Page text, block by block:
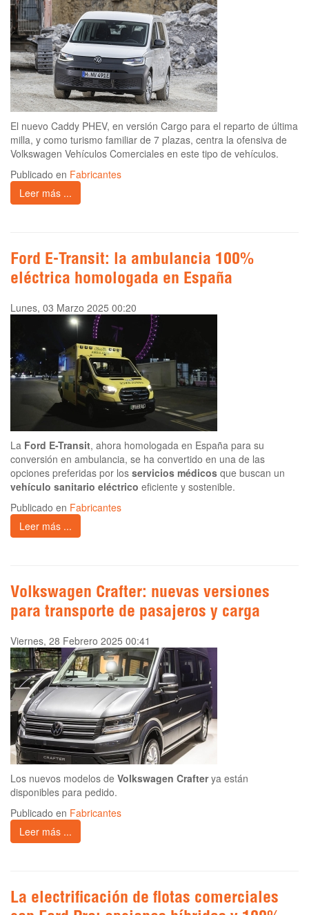
El nuevo Caddy PHEV, en versión Cargo para el reparto de última
milla, y como turismo familiar de 7 plazas, centra la ofensiva de
Volkswagen Vehículos Comerciales en este tipo de vehículos.
Publicado en Fabricantes
Leer más ...
Ford E-Transit: la ambulancia 100%
eléctrica homologada en España
Lunes, 03 Marzo 2025 00:20
La Ford E-Transit, ahora homologada en España para su
conversión en ambulancia, se ha convertido en una de las
opciones preferidas por los servicios médicos que buscan un
vehículo sanitario eléctrico eficiente y sostenible.
Publicado en Fabricantes
Leer más ...
Volkswagen Crafter: nuevas versiones
para transporte de pasajeros y carga
Viernes, 28 Febrero 2025 00:41
Los nuevos modelos de Volkswagen Crafterya están
disponibles para pedido.
Publicado en Fabricantes
Leer más ...
La electrificación de flotas comerciales